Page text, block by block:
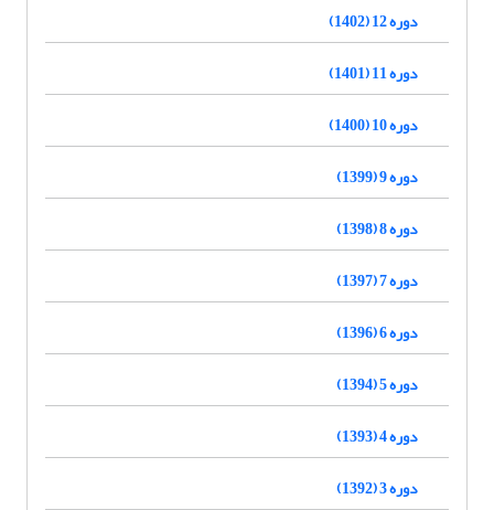
دوره 12 (1402)
دوره 11 (1401)
دوره 10 (1400)
دوره 9 (1399)
دوره 8 (1398)
دوره 7 (1397)
دوره 6 (1396)
دوره 5 (1394)
دوره 4 (1393)
دوره 3 (1392)